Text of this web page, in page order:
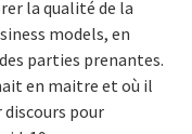
la qualité de la
models, en
parties prenantes.
en maitre et où il
pour